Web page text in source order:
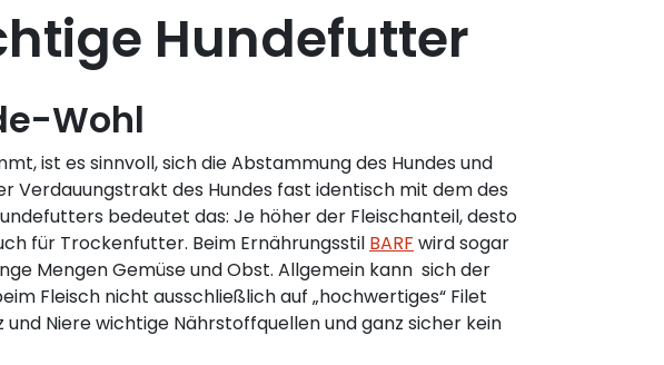
Hundefutter
Wohl
ist es sinnvoll, sich die Abstammung des Hundes und
Verdauungstrakt des Hundes fast identisch mit dem des
bedeutet das: Je höher der Fleischanteil, desto
für Trockenfutter. Beim Ernährungsstil BARF wird sogar
Mengen Gemüse und Obst. Allgemein kann sich der
Fleisch nicht ausschließlich auf „hochwertiges“ Filet
Niere wichtige Nährstoffquellen und ganz sicher kein